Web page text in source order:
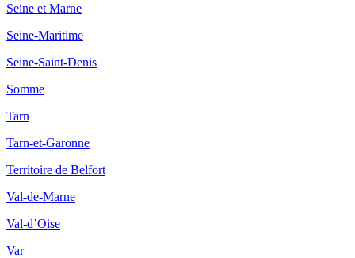
Seine et Marne
Seine-Maritime
Seine-Saint-Denis
Somme
Tarn
Tarn-et-Garonne
Territoire de Belfort
Val-de-Marne
Val-d’Oise
Var